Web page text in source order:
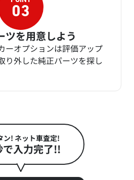
ツを用意しよう
ーオプションは評価アップ
り外した純正パーツを探し
ン! ネット車査定!
で入力完了!!